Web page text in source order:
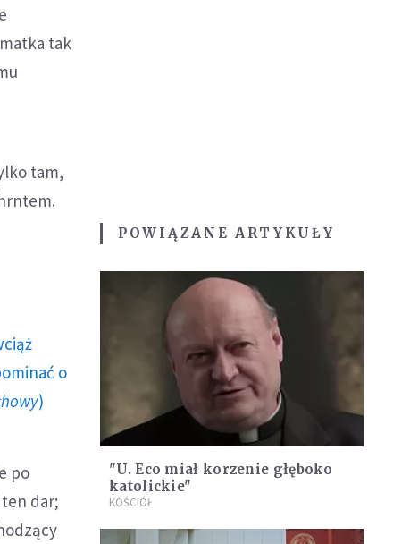
tak
tam,
o
)
po
dar;
POWIĄZANE ARTYKUŁY
"U. Eco miał korzenie głęboko
katolickie"
KOŚCIÓŁ